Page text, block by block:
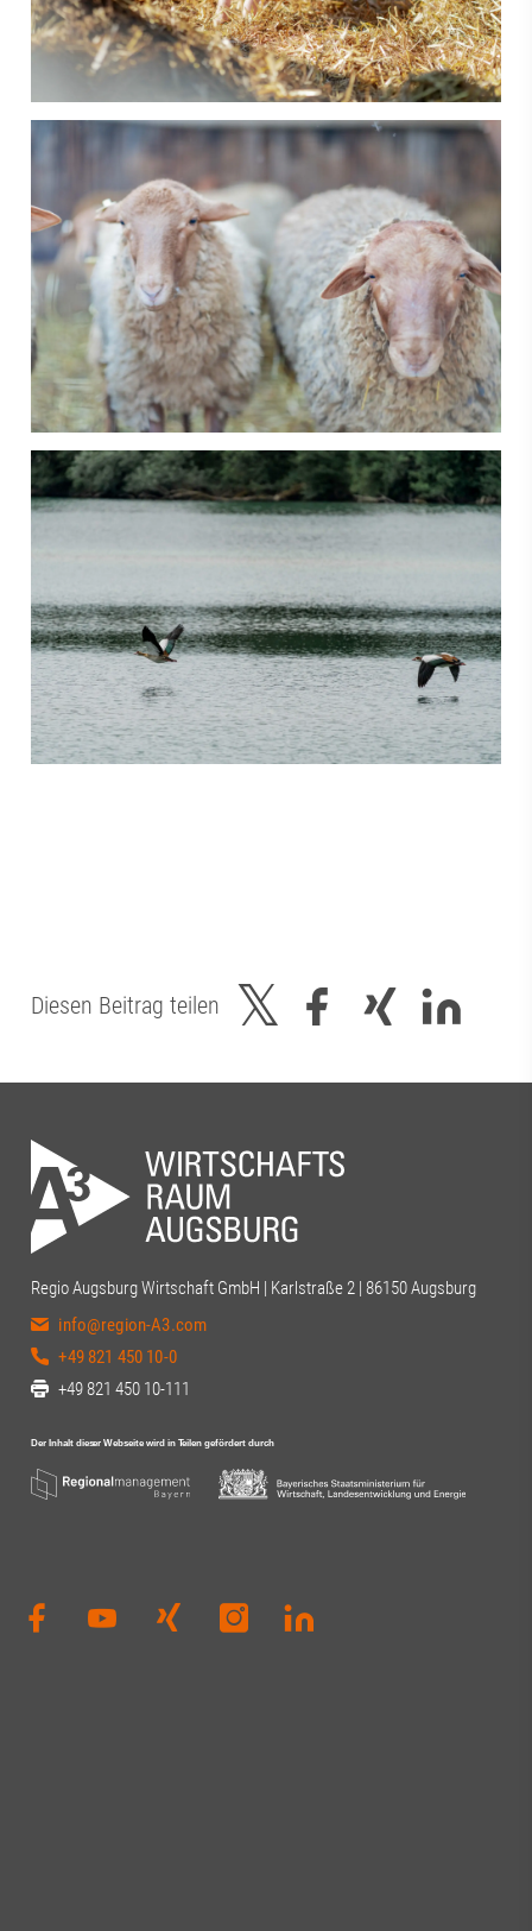
Diesen Beitrag teilen
Regio Augsburg Wirtschaft GmbH | Karlstraße 2 | 86150 Augsburg
info@region-A3.com
+49 821 450 10-0
+49 821 450 10-111